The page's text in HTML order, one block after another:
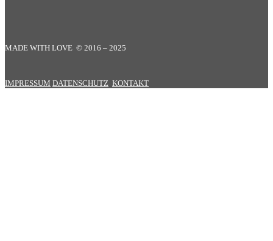
MADE WITH LOVE © 2016 – 2025
IMPRESSUM DATENSCHUTZ KONTAKT